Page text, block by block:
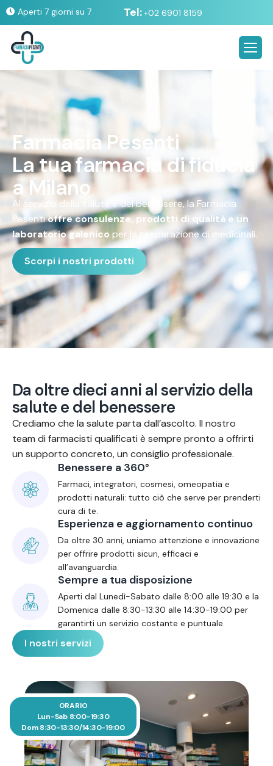
Aperti 7 giorni su 7 Tel:+02 6901 8159
Farma aPes en ti
Latuafarmaciadifid uc ia
a Mi ano
Al servizio della salute e del benessere, la Farmacia
Pesentioffre consulenze, prodotti di qualità e un
laboratorio galenicoper la preparazione di medicinali.
Scorpi i nostri prodotti
Da oltre dieci anni alservizio della
salute e del benessere
Crediamo che la salute parta dall’ascolto. Il nostro
team di farmacisti qualificati è sempre pronto a offrirti
un supporto concreto, un consiglio professionale.
Benessere a 360°
Farmaci, integratori, cosmesi, omeopatia e
prodotti naturali: tutto ciò che serve per prenderti
cura di te.
Esperienza e aggiornamento continuo
Da oltre 30 anni, uniamo attenzione e innovazione
per offrire prodotti sicuri, efficaci e
all’avanguardia.
Sempre a tua disposizione
Aperti dal Lunedì-Sabato dalle 8:00 alle 19:30 e la
Domenica dalle 8:30-13:30 alle 14:30-19:00 per
garantirti un servizio costante e puntuale.
I nostri servizi
ORARIO
Lun-Sab 8:00-19:30
Dom 8:30-13:30/14:30-19:00